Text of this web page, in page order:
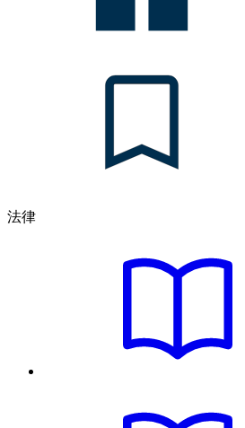
法律